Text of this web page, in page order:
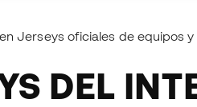
Jerseys oficiales de equipos y
DEL